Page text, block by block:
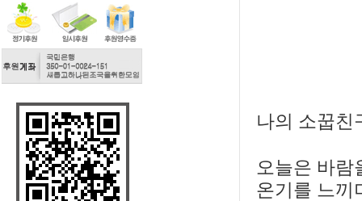
나의 소꿉친
오늘은 바람
온기를 느끼